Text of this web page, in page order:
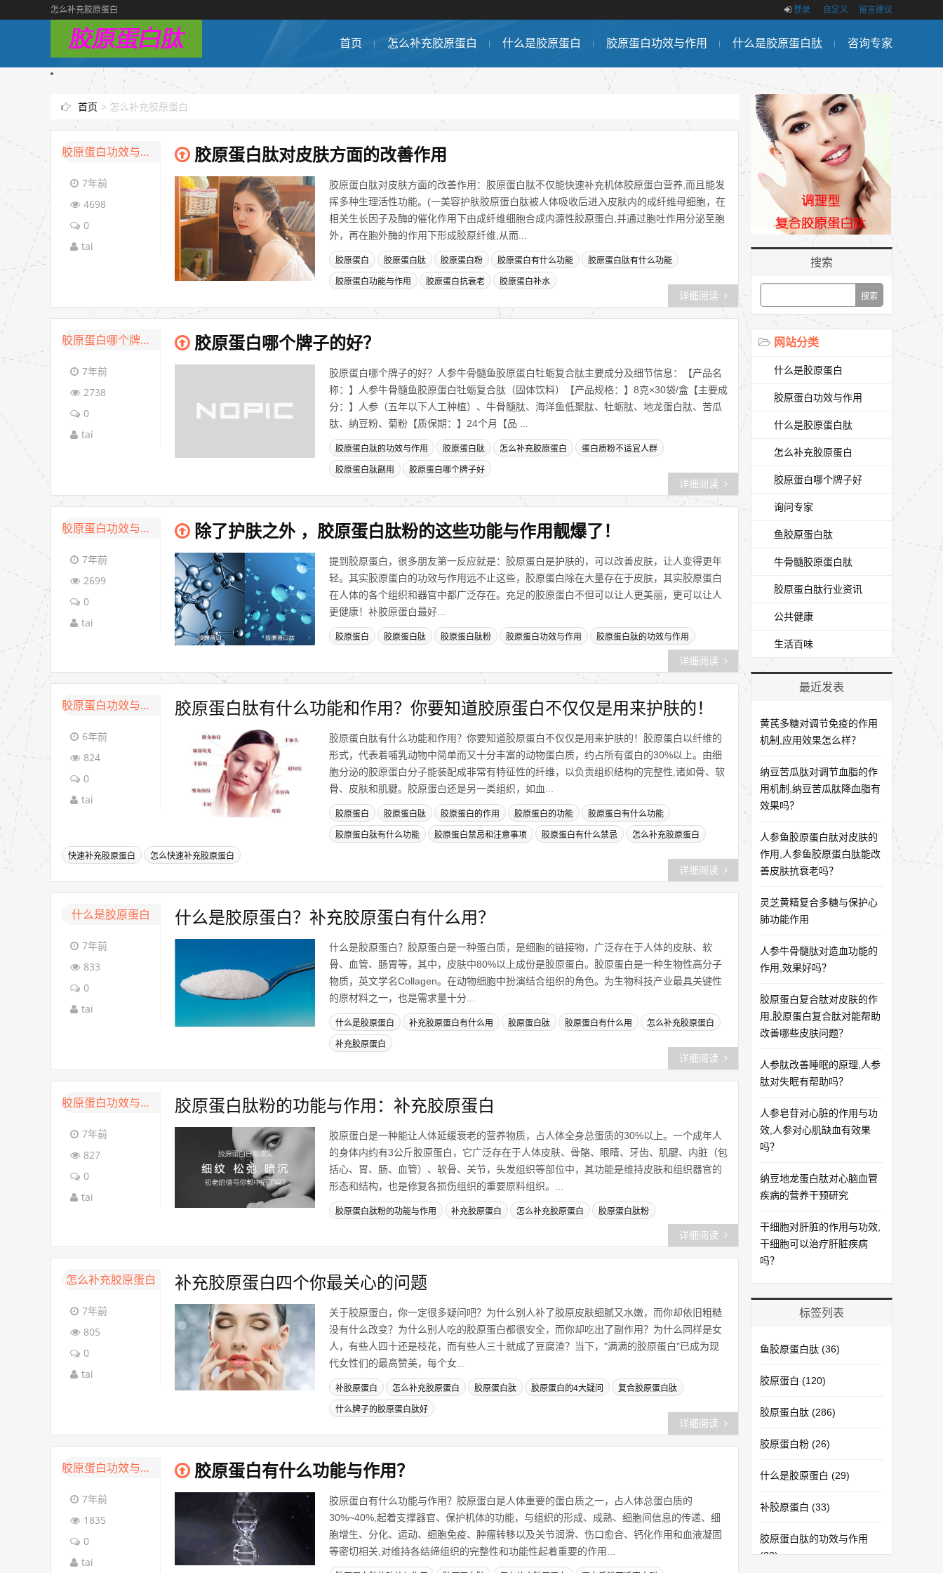
怎么补充胶原蛋白 登录 自定义 留言建议
首页 怎么补充胶原蛋白 什么是胶原蛋白 胶原蛋白功效与作用 什么是胶原蛋白肽 咨询专家
首页 > 怎么补充胶原蛋白
胶原蛋白功效与作用
7年前
4698
0
tai
胶原蛋白肽对皮肤方面的改善作用
胶原蛋白肽对皮肤方面的改善作用：胶原蛋白肽不仅能快速补充机体胶原蛋白营养,而且能发
挥多种生理活性功能。(一美容护肤胶原蛋白肽被人体吸收后进入皮肤内的成纤维母细胞，在
相关生长因子及酶的催化作用下由成纤维细胞合成内源性胶原蛋白,并通过胞吐作用分泌至胞
外，再在胞外酶的作用下形成胶原纤维,从而...
胶原蛋白 胶原蛋白肽 胶原蛋白粉 胶原蛋白有什么功能 胶原蛋白肽有什么功能
胶原蛋白功能与作用 胶原蛋白抗衰老 胶原蛋白补水
详细阅读
胶原蛋白哪个牌子好
7年前
2738
0
tai
胶原蛋白哪个牌子的好？
胶原蛋白哪个牌子的好？人参牛骨髓鱼胶原蛋白牡蛎复合肽主要成分及细节信息：【产品名
称：】人参牛骨髓鱼胶原蛋白牡蛎复合肽（固体饮料）【产品规格：】8克×30袋/盒【主要成
分：】人参（五年以下人工种植）、牛骨髓肽、海洋鱼低聚肽、牡蛎肽、地龙蛋白肽、苦瓜
肽、纳豆粉、菊粉【质保期：】24个月【品 ...
胶原蛋白肽的功效与作用 胶原蛋白肽 怎么补充胶原蛋白 蛋白质粉不适宜人群
胶原蛋白肽副用 胶原蛋白哪个牌子好
详细阅读
胶原蛋白功效与作用
7年前
2699
0
tai
除了护肤之外 ，胶原蛋白肽粉的这些功能与作用靓爆了！
提到胶原蛋白，很多朋友第一反应就是：胶原蛋白是护肤的，可以改善皮肤，让人变得更年
轻。其实胶原蛋白的功效与作用远不止这些，胶原蛋白除在大量存在于皮肤，其实胶原蛋白
在人体的各个组织和器官中都广泛存在。充足的胶原蛋白不但可以让人更美丽，更可以让人
更健康！补胶原蛋白最好...
胶原蛋白 胶原蛋白肽 胶原蛋白肽粉 胶原蛋白功效与作用 胶原蛋白肽的功效与作用
详细阅读
胶原蛋白功效与作用
6年前
824
0
tai
胶原蛋白肽有什么功能和作用？你要知道胶原蛋白不仅仅是用来护肤的！
胶原蛋白肽有什么功能和作用？你要知道胶原蛋白不仅仅是用来护肤的！胶原蛋白以纤维的
形式，代表着哺乳动物中简单而又十分丰富的动物蛋白质，约占所有蛋白的30%以上。由细
胞分泌的胶原蛋白分子能装配成非常有特征性的纤维，以负责组织结构的完整性,诸如骨、软
骨、皮肤和肌腱。胶原蛋白还是另一类组织，如血...
胶原蛋白 胶原蛋白肽 胶原蛋白的作用 胶原蛋白的功能 胶原蛋白有什么功能
胶原蛋白肽有什么功能 胶原蛋白禁忌和注意事项 胶原蛋白有什么禁忌 怎么补充胶原蛋白
快速补充胶原蛋白 怎么快速补充胶原蛋白
详细阅读
什么是胶原蛋白
7年前
833
0
tai
什么是胶原蛋白？补充胶原蛋白有什么用？
什么是胶原蛋白？胶原蛋白是一种蛋白质，是细胞的链接物，广泛存在于人体的皮肤、软
骨、血管、肠胃等，其中，皮肤中80%以上成份是胶原蛋白。胶原蛋白是一种生物性高分子
物质，英文学名Collagen。在动物细胞中扮演结合组织的角色。为生物科技产业最具关键性
的原材料之一，也是需求量十分...
什么是胶原蛋白 补充胶原蛋白有什么用 胶原蛋白肽 胶原蛋白有什么用 怎么补充胶原蛋白
补充胶原蛋白
详细阅读
胶原蛋白功效与作用
7年前
827
0
tai
胶原蛋白肽粉的功能与作用：补充胶原蛋白
胶原蛋白是一种能让人体延缓衰老的营养物质，占人体全身总蛋质的30%以上。一个成年人
的身体内约有3公斤胶原蛋白，它广泛存在于人体皮肤、骨骼、眼睛、牙齿、肌腱、内脏（包
括心、胃、肠、血管）、软骨、关节，头发组织等部位中，其功能是维持皮肤和组织器官的
形态和结构，也是修复各损伤组织的重要原料组织。...
胶原蛋白肽粉的功能与作用 补充胶原蛋白 怎么补充胶原蛋白 胶原蛋白肽粉
详细阅读
怎么补充胶原蛋白
7年前
805
0
tai
补充胶原蛋白四个你最关心的问题
关于胶原蛋白，你一定很多疑问吧？为什么别人补了胶原皮肤细腻又水嫩，而你却依旧粗糙
没有什么改变？为什么别人吃的胶原蛋白都很安全，而你却吃出了副作用？为什么同样是女
人，有些人四十还是枝花，而有些人三十就成了豆腐渣？当下，"满满的胶原蛋白"已成为现
代女性们的最高赞美，每个女...
补胶原蛋白 怎么补充胶原蛋白 胶原蛋白肽 胶原蛋白的4大疑问 复合胶原蛋白肽
什么牌子的胶原蛋白肽好
详细阅读
胶原蛋白功效与作用
7年前
1835
0
tai
胶原蛋白有什么功能与作用？
胶原蛋白有什么功能与作用？胶原蛋白是人体重要的蛋白质之一，占人体总蛋白质的
30%~40%,起着支撑器官、保护机体的功能，与组织的形成、成熟、细胞间信息的传递、细
胞增生、分化、运动、细胞免疫、肿瘤转移以及关节润滑、伤口愈合、钙化作用和血液凝固
等密切相关,对维持各结缔组织的完整性和功能性起着重要的作用...
搜索
网站分类
什么是胶原蛋白
胶原蛋白功效与作用
什么是胶原蛋白肽
怎么补充胶原蛋白
胶原蛋白哪个牌子好
询问专家
鱼胶原蛋白肽
牛骨髓胶原蛋白肽
胶原蛋白肽行业资讯
公共健康
生活百味
最近发表
黄芪多糖对调节免疫的作用
机制,应用效果怎么样？
纳豆苦瓜肽对调节血脂的作
用机制,纳豆苦瓜肽降血脂有
效果吗？
人参鱼胶原蛋白肽对皮肤的
作用,人参鱼胶原蛋白肽能改
善皮肤抗衰老吗？
灵芝黄精复合多糖与保护心
肺功能作用
人参牛骨髓肽对造血功能的
作用,效果好吗？
胶原蛋白复合肽对皮肤的作
用,胶原蛋白复合肽对能帮助
改善哪些皮肤问题？
人参肽改善睡眠的原理,人参
肽对失眠有帮助吗？
人参皂苷对心脏的作用与功
效,人参对心肌缺血有效果
吗？
纳豆地龙蛋白肽对心脑血管
疾病的营养干预研究
干细胞对肝脏的作用与功效,
干细胞可以治疗肝脏疾病
吗？
标签列表
鱼胶原蛋白肽 (36)
胶原蛋白 (120)
胶原蛋白肽 (286)
胶原蛋白粉 (26)
什么是胶原蛋白 (29)
补胶原蛋白 (33)
胶原蛋白肽的功效与作用
(33)